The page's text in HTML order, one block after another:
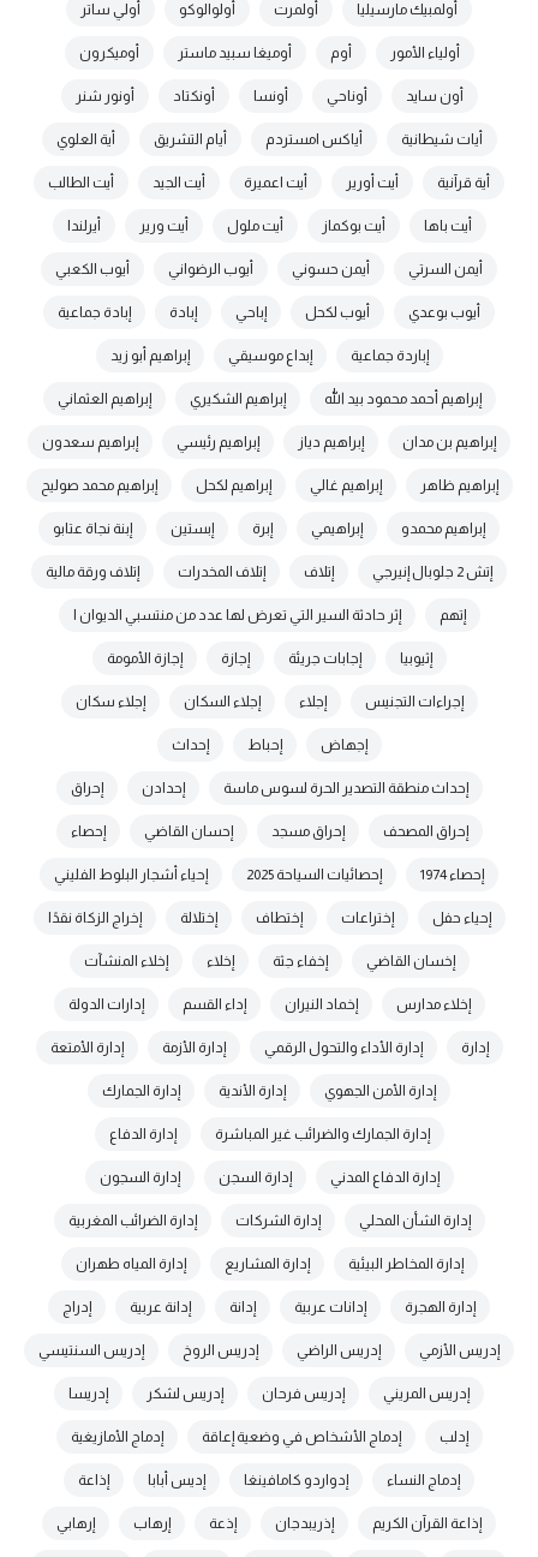
أولمبيك مارسيليا أولمرت أولوالوكو أولي ساتر
أولياء الأمور أوم أوميغا سبيد ماستر أوميكرون
أون سايد أوناحي أونسا أونكتاد أونور شنر
أيات شيطانية أياكس امستردم أيام التشريق أية العلوي
أية قرآنية أيت أورير أيت اعميرة أيت الجيد أيت الطالب
أيت باها أيت بوكماز أيت ملول أيت ورير أيرلندا
أيمن السرتي أيمن حسوني أيوب الرضواني أيوب الكعبي
أيوب بوعدي أيوب لكحل إباحي إبادة إبادة جماعية
إباردة جماعية إبداع موسيقي إبراهيم أبو زيد
إبراهيم أحمد محمود بيد الله إبراهيم الشكيري إبراهيم العثماني
إبراهيم بن مدان إبراهيم دياز إبراهيم رئيسي إبراهيم سعدون
إبراهيم ظاهر إبراهيم غالي إبراهيم لكحل إبراهيم محمد صوليح
إبراهيم محمدو إبراهيمي إبرة إبستين إبنة نجاة عتابو
إتش 2 جلوبال إنيرجي إتلاف إتلاف المخدرات إتلاف ورقة مالية
إتهم إثر حادثة السير التي تعرض لها عدد من منتسبي الديوان ا
إثيوبيا إجابات جريئة إجازة إجازة الأمومة
إجراءات التجنيس إجلاء إجلاء السكان إجلاء سكان
إجهاض إحباط إحداث
إحداث منطقة التصدير الحرة لسوس ماسة إحدادن إحراق
إحراق المصحف إحراق مسجد إحسان القاضي إحصاء
إحصاء 1974 إحصائيات السياحة 2025 إحياء أشجار البلوط الفليني
إحياء حفل إختراعات إختطاف إختلالة إخراج الزكاة نقدًا
إخسان القاضي إخفاء جثة إخلاء إخلاء المنشآت
إخلاء مدارس إخماد النيران إداء القسم إدارات الدولة
إدارة إدارة الأداء والتحول الرقمي إدارة الأزمة إدارة الأمتعة
إدارة الأمن الجهوي إدارة الأندية إدارة الجمارك
إدارة الجمارك والضرائب غير المباشرة إدارة الدفاع
إدارة الدفاع المدني إدارة السجن إدارة السجون
إدارة الشأن المحلي إدارة الشركات إدارة الضرائب المغربية
إدارة المخاطر البيئية إدارة المشاريع إدارة المياه طهران
إدارة الهجرة إدانات عربية إدانة إدانة عربية إدراج
إدريس الأزمي إدريس الراضي إدريس الروخ إدريس السنتيسي
إدريس المريني إدريس فرحان إدريس لشكر إدريسا
إدلب إدماج الأشخاص في وضعية إعاقة إدماج الأمازيغية
إدماج النساء إدواردو كامافينغا إديس أبابا إذاعة
إذاعة القرآن الكريم إذريبدجان إذعة إرهاب إرهابي